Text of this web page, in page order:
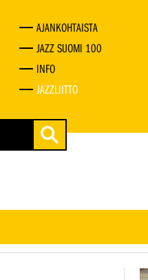
AJANKOHTAISTA
JAZZ SUOMI 100
INFO
JAZZLIITTO